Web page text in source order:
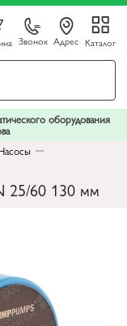
Звонок Адрес Каталог
оборудования
25/60 130 мм